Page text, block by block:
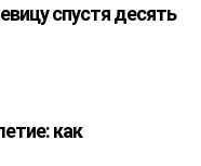
спустя десять
как